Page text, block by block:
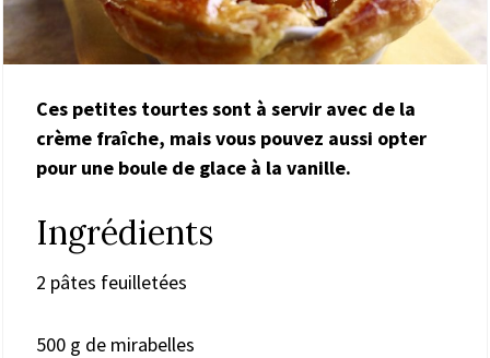
Ces petites tourtes sont à servir avec de la
crème fraîche, mais vous pouvez aussi opter
pour une boule de glace à la vanille.
Ingrédients
2 pâtes feuilletées
500 g de mirabelles